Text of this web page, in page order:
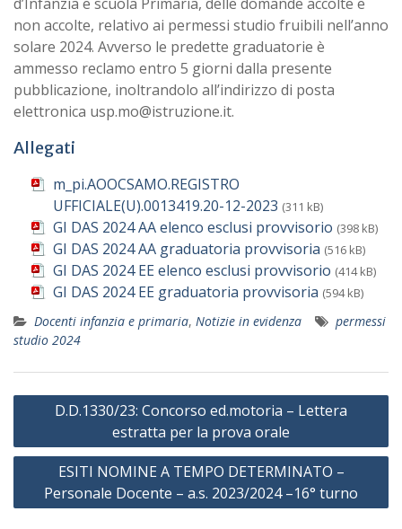
non accolte, relativo ai permessi studio fruibili nell’anno
solare 2024. Avverso le predette graduatorie è
ammesso reclamo entro 5 giorni dalla presente
pubblicazione, inoltrandolo all’indirizzo di posta
elettronica usp.mo@istruzione.it.
Allegati
m_pi.AOOCSAMO.REGISTRO
UFFICIALE(U).0013419.20-12-2023 (311 kB)
GI DAS 2024 AA elenco esclusi provvisorio (398 kB)
GI DAS 2024 AA graduatoria provvisoria (516 kB)
GI DAS 2024 EE elenco esclusi provvisorio (414 kB)
GI DAS 2024 EE graduatoria provvisoria (594 kB)
Docenti infanzia e primaria, Notizie in evidenza
permessi
studio 2024
Navigazione
D.D.1330/23: Concorso ed.motoria – Lettera
estratta per la prova orale
ESITI NOMINE A TEMPO DETERMINATO –
Personale Docente – a.s. 2023/2024 –16° turno